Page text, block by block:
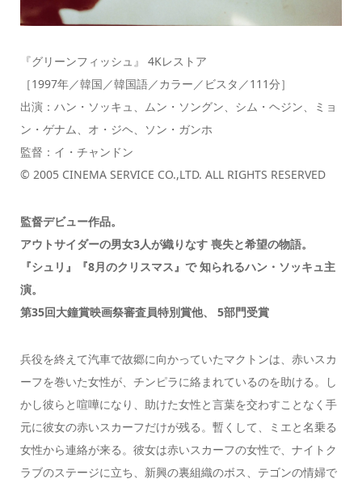
『グリーンフィッシュ』 4Kレストア
［1997年／韓国／韓国語／カラー／ビスタ／111分］
出演：ハン・ソッキュ、ムン・ソングン、シム・ヘジン、ミョ
ン・ゲナム、オ・ジヘ、ソン・ガンホ
監督：イ・チャンドン
© 2005 CINEMA SERVICE CO.,LTD. ALL RIGHTS RESERVED
監督デビュー作品。
アウトサイダーの男女3人が織りなす 喪失と希望の物語。
『シュリ』『8月のクリスマス』で 知られるハン・ソッキュ主
演。
第35回大鐘賞映画祭審査員特別賞他、 5部門受賞
兵役を終えて汽車で故郷に向かっていたマクトンは、赤いスカ
ーフを巻いた女性が、チンピラに絡まれているのを助ける。し
かし彼らと喧嘩になり、助けた女性と言葉を交わすことなく手
元に彼女の赤いスカーフだけが残る。暫くして、ミエと名乗る
女性から連絡が来る。彼女は赤いスカーフの女性で、ナイトク
ラブのステージに立ち、新興の裏組織のボス、テゴンの情婦で